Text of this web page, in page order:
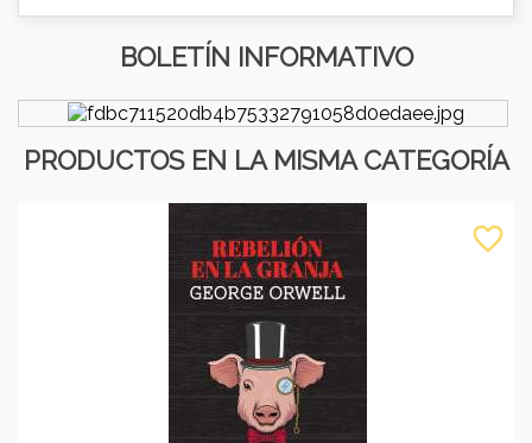
BOLETÍN INFORMATIVO
PRODUCTOS EN LA MISMA CATEGORÍA
favorite_border